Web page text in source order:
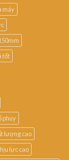
máy
tốt
phuy
lượng cao
lực cao